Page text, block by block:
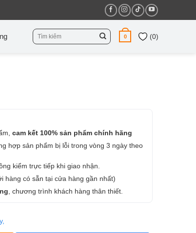
Tìm
kiếm:
0 (0)
cam kết 100% sản phẩm chính hãng
hợp sản phẩm bị lỗi trong vòng 3 ngày theo
kiểm trực tiếp khi giao nhận.
hàng có sẵn tại cửa hàng gần nhất)
, chương trình khách hàng thân thiết.